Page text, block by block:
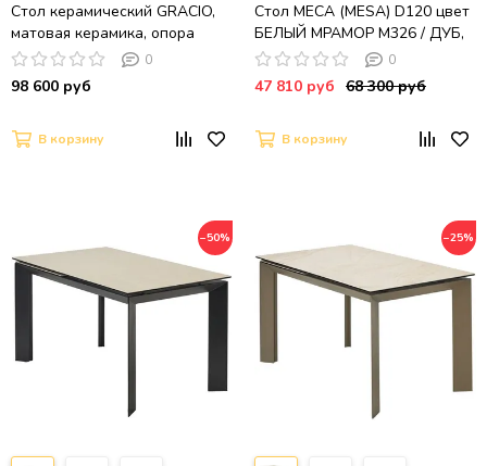
Стол керамический GRACIO,
матовая керамика, опора
металл
0
98 600 руб
В корзину
Стол МЕСА (MESA) D120 цвет
БЕЛЫЙ МРАМОР M326 / ДУБ,
®DISAUR
0
47 810 руб 68 300 руб
В корзину
−50% −25%